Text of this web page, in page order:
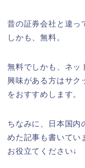
昔の証券会社と違っ
しかも、無料。
無料でしかも、ネッ
興味がある方はサク
をおすすめします。
ちなみに、日本国内
めた記事も書いてい
お役立てください↓